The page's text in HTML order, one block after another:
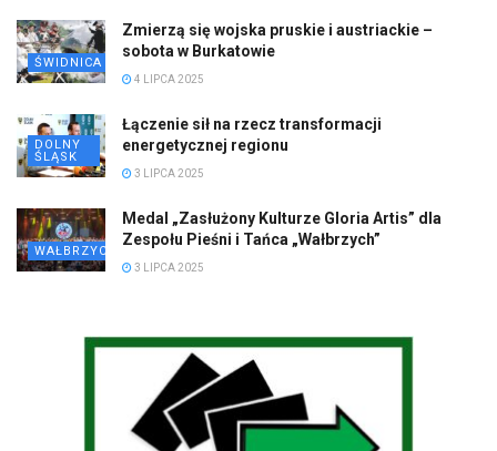
ŚWIDNICA
Zmierzą się wojska pruskie i austriackie –
sobota w Burkatowie
4 LIPCA 2025
DOLNY
ŚLĄSK
Łączenie sił na rzecz transformacji
energetycznej regionu
3 LIPCA 2025
WAŁBRZYCH
Medal „Zasłużony Kulturze Gloria Artis” dla
Zespołu Pieśni i Tańca „Wałbrzych”
3 LIPCA 2025